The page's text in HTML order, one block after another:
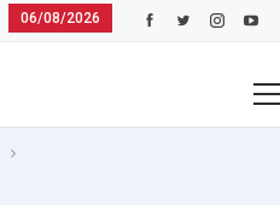
06/08/2026